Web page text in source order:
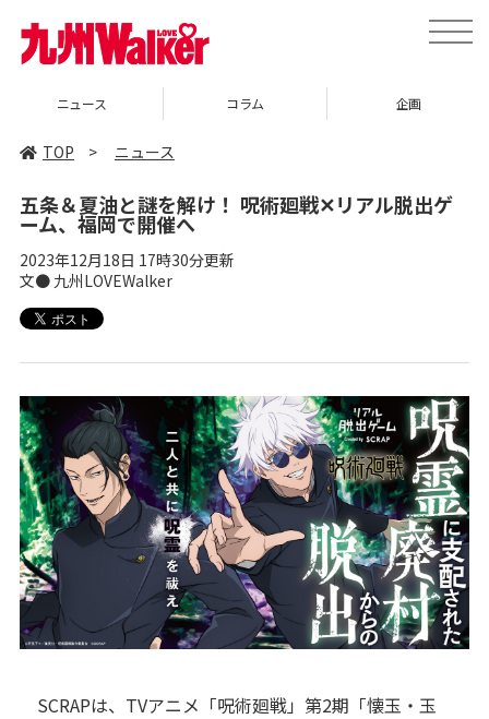
toggle
ニュース コラム 企画
TOP > ニュース
五条＆夏油と謎を解け！ 呪術廻戦✕リアル脱出ゲ
ーム、福岡で開催へ
2023年12月18日 17時30分更新
文● 九州LOVEWalker
SCRAPは、TVアニメ「呪術廻戦」第2期「懐玉・玉